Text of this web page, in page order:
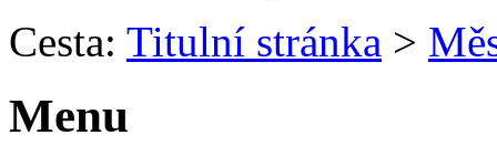
Cesta: Titulní stránka >
Menu